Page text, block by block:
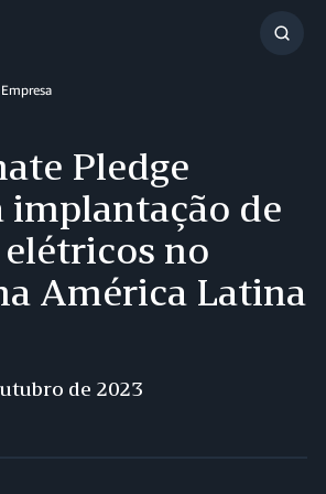
Pledge
implantação de
no
América Latina
de 2023